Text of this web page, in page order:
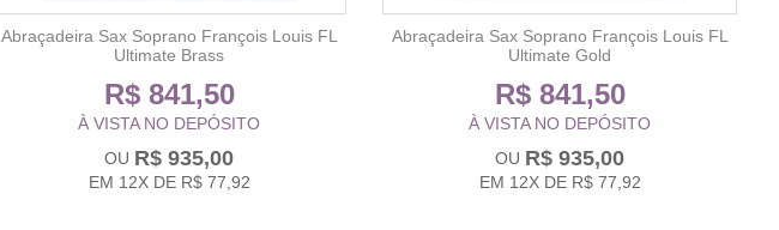
Abraçadeira Sax Soprano François Louis FL
Ultimate Brass
R$ 841,50
À VISTA NO DEPÓSITO
R$ 935,00
EM 12XDE R$ 77,92
Abraçadeira Sax Soprano François Louis FL
Ultimate Gold
R$ 841,50
À VISTA NO DEPÓSITO
R$ 935,00
EM 12XDE R$ 77,92